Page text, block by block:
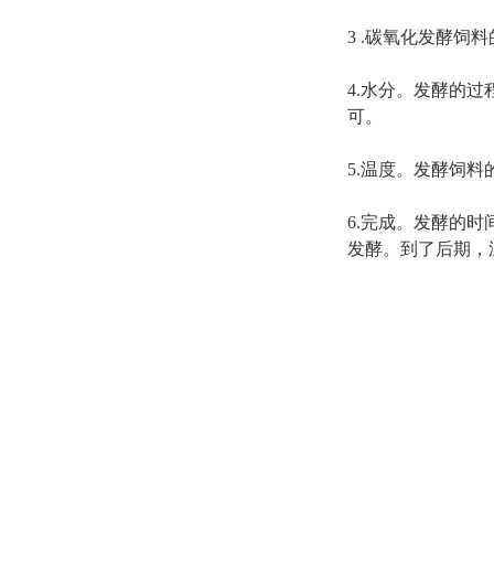
3 .碳氧化发酵饲
4.水分。发酵的过
可。
5.温度。发酵饲料
6.完成。发酵的时
发酵。到了后期